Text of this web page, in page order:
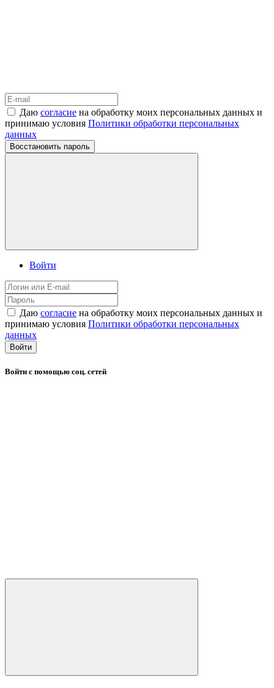
Даю согласие на обработку моих персональных данных и
принимаю условия Политики обработки персональных
данных
Восстановить пароль
Войти
Даю согласие на обработку моих персональных данных и
принимаю условия Политики обработки персональных
данных
Войти
Войти с помощью соц. сетей